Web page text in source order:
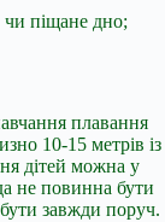
чи піщане дно;
плавання
10-15 метрів із
дітей можна у
не повинна бути
завжди поруч.